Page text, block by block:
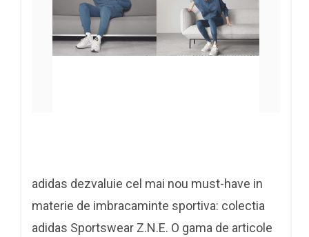
adidas dezvaluie cel mai nou must-have in
materie de imbracaminte sportiva: colectia
adidas Sportswear Z.N.E. O gama de articole